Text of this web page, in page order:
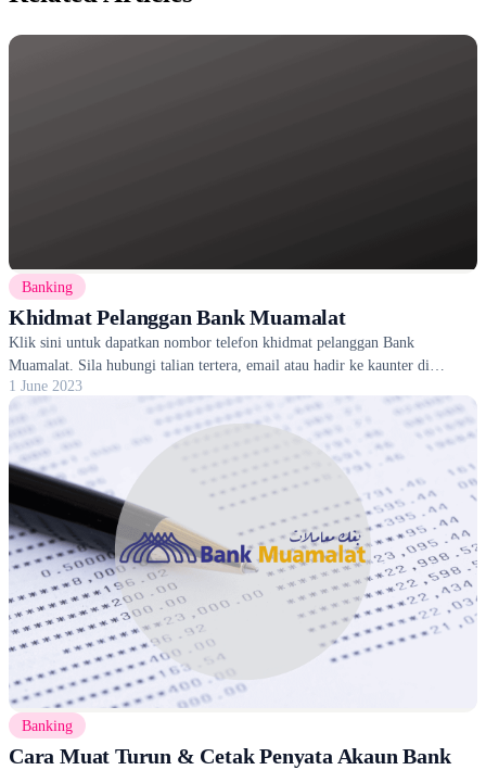
Banking
Khidmat Pelanggan Bank Muamalat
Klik sini untuk dapatkan nombor telefon khidmat pelanggan Bank
Muamalat. Sila hubungi talian tertera, email atau hadir ke kaunter di
cawangan terdekat.
1 June 2023
Banking
Cara Muat Turun & Cetak Penyata Akaun Bank